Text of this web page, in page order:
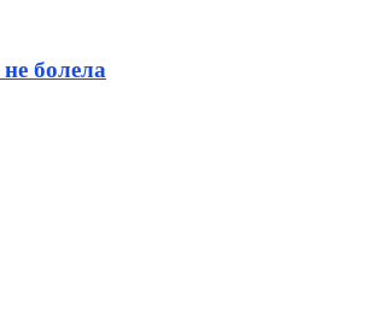
болела